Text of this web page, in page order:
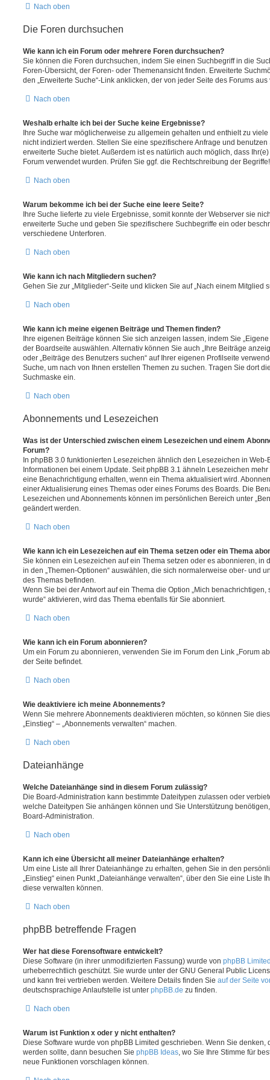
Nach oben
Die Foren durchsuchen
Wie kann ich ein Forum oder mehrere Foren durchsuchen?
Sie können die Foren durchsuchen, indem Sie einen Suchbegriff in die
Foren-Übersicht, der Foren- oder Themenansicht finden. Erweiterte
den „Erweiterte Suche“-Link anklicken, der von jeder Seite des Forums aus
Nach oben
Weshalb erhalte ich bei der Suche keine Ergebnisse?
Ihre Suche war möglicherweise zu allgemein gehalten und enthielt zu
nicht indiziert werden. Stellen Sie eine spezifischere Anfrage und
erweiterte Suche bietet. Außerdem ist es natürlich auch möglich, dass
Forum verwendet wurden. Prüfen Sie ggf. die Rechtschreibung der Begriffe!
Nach oben
Warum bekomme ich bei der Suche eine leere Seite?
Ihre Suche lieferte zu viele Ergebnisse, somit konnte der Webserver sie
erweiterte Suche und geben Sie spezifischere Suchbegriffe ein oder
verschiedene Unterforen.
Nach oben
Wie kann ich nach Mitgliedern suchen?
Gehen Sie zur „Mitglieder“-Seite und klicken Sie auf „Nach einem Mitglied
Nach oben
Wie kann ich meine eigenen Beiträge und Themen finden?
Ihre eigenen Beiträge können Sie sich anzeigen lassen, indem Sie
der Boardseite auswählen. Alternativ können Sie auch „Ihre Beiträge
oder „Beiträge des Benutzers suchen“ auf Ihrer eigenen Profilseite
Suche, um nach von Ihnen erstellen Themen zu suchen. Tragen Sie dort
Suchmaske ein.
Nach oben
Abonnements und Lesezeichen
Was ist der Unterschied zwischen einem Lesezeichen und einem
Forum?
In phpBB 3.0 funktionierten Lesezeichen ähnlich den Lesezeichen in
Informationen bei einem Update. Seit phpBB 3.1 ähneln Lesezeichen
eine Benachrichtigung erhalten, wenn ein Thema aktualisiert wird.
einer Aktualisierung eines Themas oder eines Forums des Boards. Die
Lesezeichen und Abonnements können im persönlichen Bereich unter
geändert werden.
Nach oben
Wie kann ich ein Lesezeichen auf ein Thema setzen oder ein Thema
Sie können ein Lesezeichen auf ein Thema setzen oder es abonnieren, in
in den „Themen-Optionen“ auswählen, die sich normalerweise ober- und
des Themas befinden.
Wenn Sie bei der Antwort auf ein Thema die Option „Mich
wurde“ aktivieren, wird das Thema ebenfalls für Sie abonniert.
Nach oben
Wie kann ich ein Forum abonnieren?
Um ein Forum zu abonnieren, verwenden Sie im Forum den Link „Forum
der Seite befindet.
Nach oben
Wie deaktiviere ich meine Abonnements?
Wenn Sie mehrere Abonnements deaktivieren möchten, so können Sie
„Einstieg“ – „Abonnements verwalten“ machen.
Nach oben
Dateianhänge
Welche Dateianhänge sind in diesem Forum zulässig?
Die Board-Administration kann bestimmte Dateitypen zulassen oder
welche Dateitypen Sie anhängen können und Sie Unterstützung
Board-Administration.
Nach oben
Kann ich eine Übersicht all meiner Dateianhänge erhalten?
Um eine Liste all Ihrer Dateianhänge zu erhalten, gehen Sie in den
„Einstieg“ einen Punkt „Dateianhänge verwalten“, über den Sie eine Liste
diese verwalten können.
Nach oben
phpBB betreffende Fragen
Wer hat diese Forensoftware entwickelt?
Diese Software (in ihrer unmodifizierten Fassung) wurde von phpBB
urheberrechtlich geschützt. Sie wurde unter der GNU General Public
und kann frei vertrieben werden. Weitere Details finden Sie auf der Seite
deutschsprachige Anlaufstelle ist unter phpBB.de zu finden.
Nach oben
Warum ist Funktion x oder y nicht enthalten?
Diese Software wurde von phpBB Limited geschrieben. Wenn Sie denken,
werden sollte, dann besuchen Sie phpBB Ideas , wo Sie Ihre Stimme für
neue Funktionen vorschlagen können.